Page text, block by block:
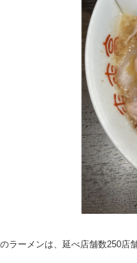
ラーメンは、延べ店舗数250店